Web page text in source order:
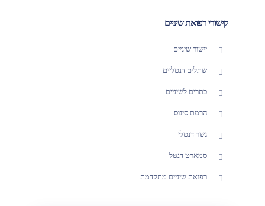
קישורי רפואת שיניים
יישור שיניים
שתלים דנטליים
כתרים לשיניים
הרמת סינוס
גשר דנטלי
סמארט דנטל
רפואת שיניים מתקדמת